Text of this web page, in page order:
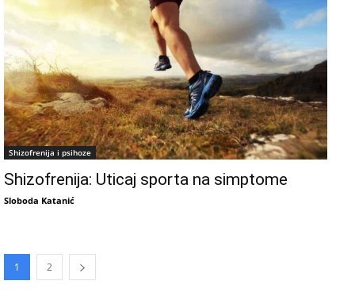
Shizofrenija i psihoze
Shizofrenija: Uticaj sporta na simptome
Sloboda Katanić
1 2